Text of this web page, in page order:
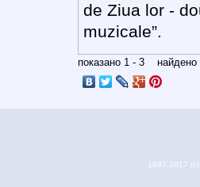
de Ziua lor -
muzicale”.
показано 1 - 3 найдено
1997-2017